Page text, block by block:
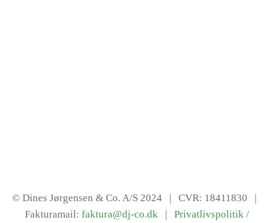
© Dines Jørgensen & Co. A/S 2024 | CVR: 18411830 |
Fakturamail: faktura@dj-co.dk| Privatlivspolitik /